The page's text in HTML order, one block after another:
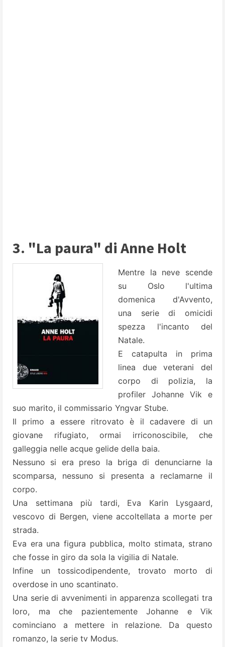
3. "La paura" di Anne Holt
Mentre la neve scende
su Oslo l'ultima
domenica d'Avvento,
una serie di omicidi
spezza l'incanto del
Natale.
E catapulta in prima
linea due veterani del
corpo di polizia, la
profiler Johanne Vik e
suo marito, il commissario Yngvar Stube.
Il primo a essere ritrovato è il cadavere di un
giovane rifugiato, ormai irriconoscibile, che
galleggia nelle acque gelide della baia.
Nessuno si era preso la briga di denunciarne la
scomparsa, nessuno si presenta a reclamarne il
corpo.
Una settimana più tardi, Eva Karin Lysgaard,
vescovo di Bergen, viene accoltellata a morte per
strada.
Eva era una figura pubblica, molto stimata, strano
che fosse in giro da sola la vigilia di Natale.
Infine un tossicodipendente, trovato morto di
overdose in uno scantinato.
Una serie di avvenimenti in apparenza scollegati tra
loro, ma che pazientemente Johanne e Vik
cominciano a mettere in relazione. Da questo
romanzo, la serie tv Modus.